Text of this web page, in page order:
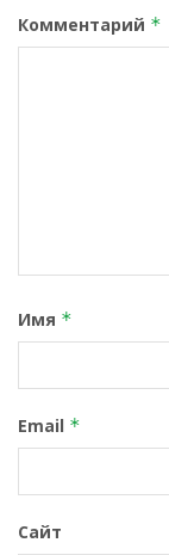
Комментарий *
Имя *
Email *
Сайт